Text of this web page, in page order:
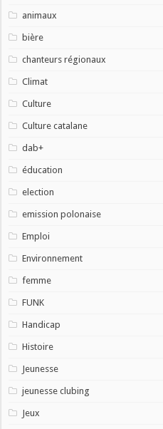
animaux
bière
chanteurs régionaux
Climat
Culture
Culture catalane
dab+
éducation
election
emission polonaise
Emploi
Environnement
femme
FUNK
Handicap
Histoire
Jeunesse
jeunesse clubing
Jeux